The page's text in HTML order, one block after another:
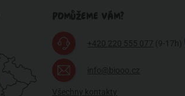
POMŮŽEME VÁM?
+420 220 555 077 (9-17h)
info@biooo.cz
Všechny kontakty